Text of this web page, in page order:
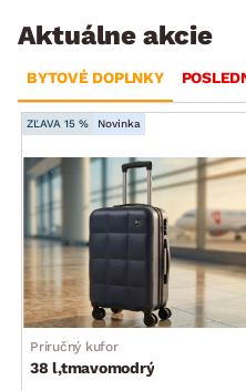
Aktuálne akcie
BYTOVÉ DOPLNKY
ZĽAVA 15 % Novinka
Príručný kufor
38 l,tmavomodrý